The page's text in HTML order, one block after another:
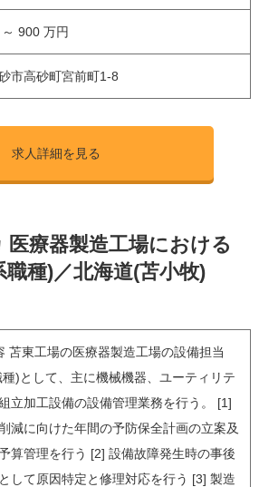
900 万円
市高砂町宮前町1-8
求人詳細を見る
医療器製造工場における
種)／北海道(苫小牧)
苫東工場の医療器製造工場の設備担当
)として、主に機械機器、ユーティリテ
立加工設備の設備管理業務を行う。 [1]
減に向けた年間の予防保全計画の立案及
算管理を行う [2] 設備故障発生時の事後
して原因特定と修理対応を行う [3] 製造